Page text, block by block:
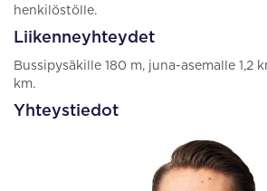
henkilöstölle.
Liikenneyhteydet
Bussipysäkille 180 m, juna-asemalle 1,2
km.
Yhteystiedot